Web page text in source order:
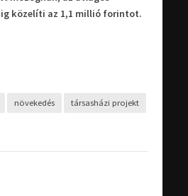
közelíti az 1,1 millió forintot.
növekedés társasházi projekt